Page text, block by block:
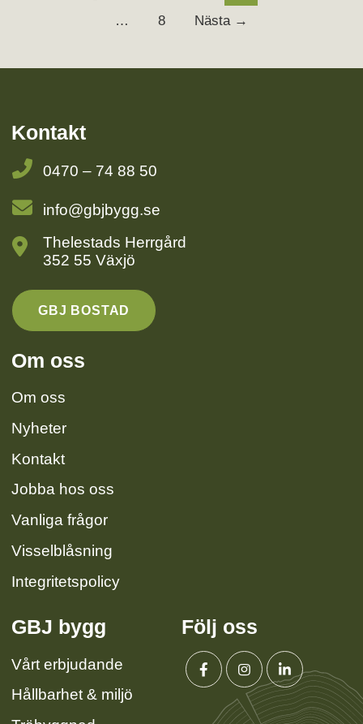
…
8 Nästa →
Kontakt
0470 – 74 88 50
info@gbjbygg.se
Thelestads Herrgård
352 55 Växjö
GBJ BOSTAD
Om oss
Om oss
Nyheter
Kontakt
Jobba hos oss
Vanliga frågor
Visselblåsning
Integritetspolicy
GBJ bygg
Vårt erbjudande
Hållbarhet & miljö
Följ oss
FacebookInstagramLinkedin